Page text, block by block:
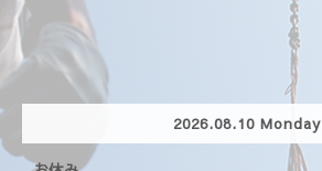
2026.08.10 Monday